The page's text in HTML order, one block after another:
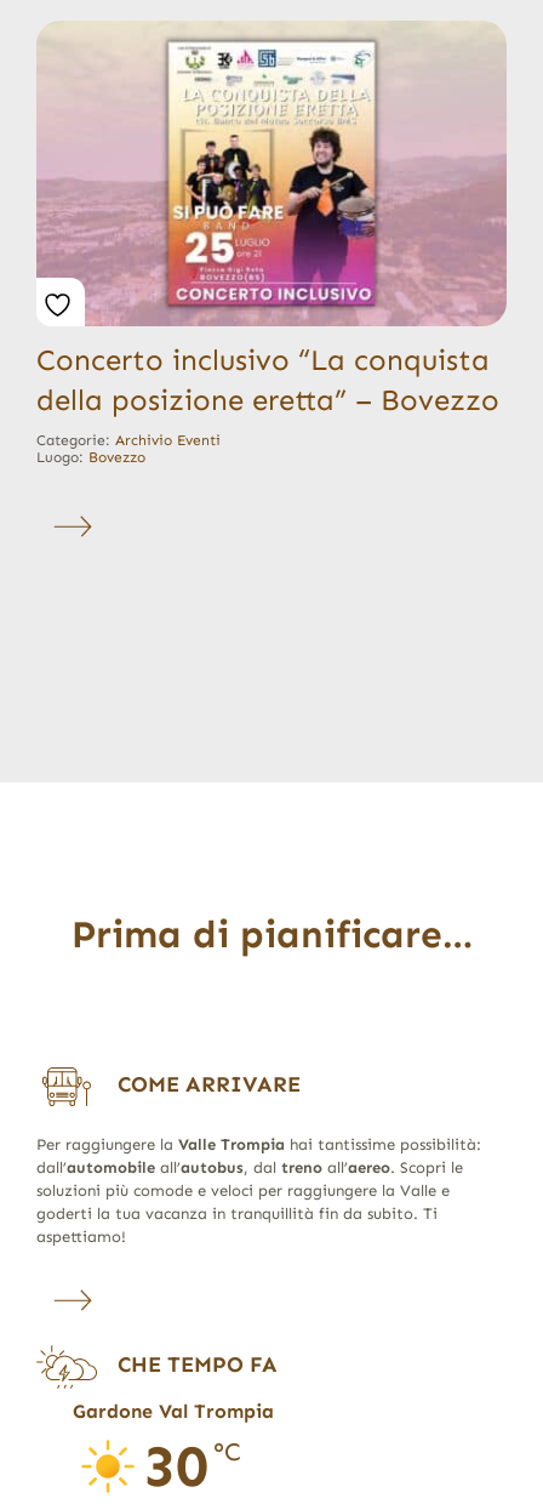
Concerto inclusivo “La conquista
della posizione eretta” – Bovezzo
Categorie: Archivio Eventi
Luogo: Bovezzo
Prima di pianificare…
COME ARRIVARE
Per raggiungere la Valle Trompia hai tantissime possibilità:
dall’automobileall’autobus, dal trenoall’aereo. Scopri le
soluzioni più comode e veloci per raggiungere la Valle e
goderti la tua vacanza in tranquillità fin da subito. Ti
aspettiamo!
CHE TEMPO FA
Gardone Val Trompia
30 °C